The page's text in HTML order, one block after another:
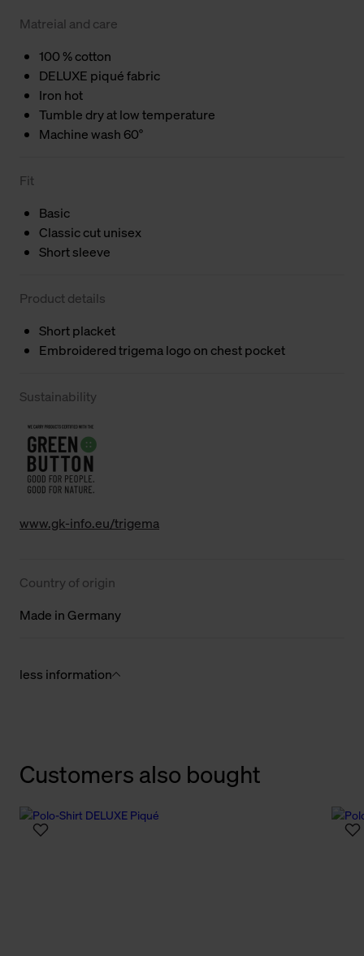
Matreial and care
100 % cotton
DELUXE piqué fabric
Iron hot
Tumble dry at low temperature
Machine wash 60°
Fit
Basic
Classic cut unisex
Short sleeve
Product details
Short placket
Embroidered trigema logo on chest pocket
Sustainability
www.gk-info.eu/trigema
Country of origin
Made in Germany
less information
Customers also bought